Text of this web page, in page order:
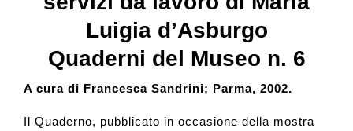
Luigia d’Asburgo
Quaderni del Museo n. 6
A cura di Francesca Sandrini; Parma, 2002.
Il Quaderno, pubblicato in occasione della mostra